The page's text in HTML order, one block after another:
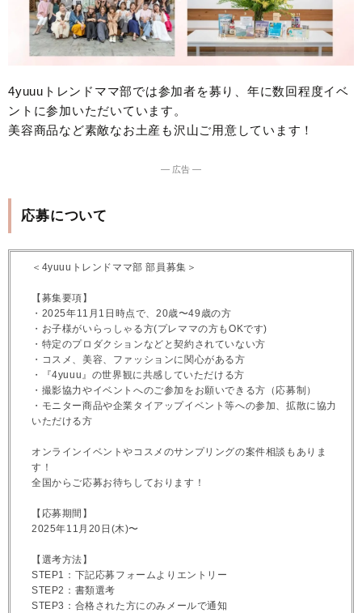
4yuuuトレンドママ部では参加者を募り、年に数回程度イベ
ントに参加いただいています。
美容商品など素敵なお土産も沢山ご用意しています！
― 広告 ―
応募について
＜4yuuuトレンドママ部 部員募集＞
【募集要項】
・2025年11月1日時点で、20歳〜49歳の方
・お子様がいらっしゃる方(プレママの方もOKです)
・特定のプロダクションなどと契約されていない方
・コスメ、美容、ファッションに関心がある方
・『4yuuu』の世界観に共感していただける方
・撮影協力やイベントへのご参加をお願いできる方（応募制）
・モニター商品や企業タイアップイベント等への参加、拡散に協力
いただける方
オンラインイベントやコスメのサンプリングの案件相談もありま
す！
全国からご応募お待ちしております！
【応募期間】
2025年11月20日(木)〜
【選考方法】
STEP1：下記応募フォームよりエントリー
STEP2：書類選考
STEP3：合格された方にのみメールで通知